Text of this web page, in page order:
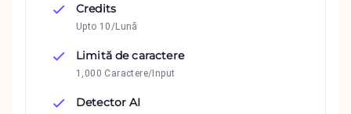
Credits
Upto 10/Lună
Limită de caractere
1,000 Caractere/Input
Detector AI